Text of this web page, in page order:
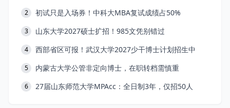
2 初试只是入场券！中科大MBA复试成绩占50%
3 山东大学2027硕士扩招！985文凭别错过
4 西部省区可报！武汉大学2027少干博士计划招生中
5 内蒙古大学公管非定向博士，在职转档需慎重
6 27届山东师范大学MPAcc：全日制3年，仅招50人